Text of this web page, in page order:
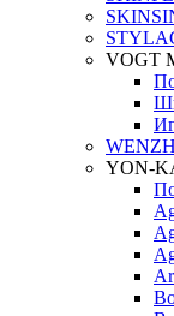
VOGT
YON-